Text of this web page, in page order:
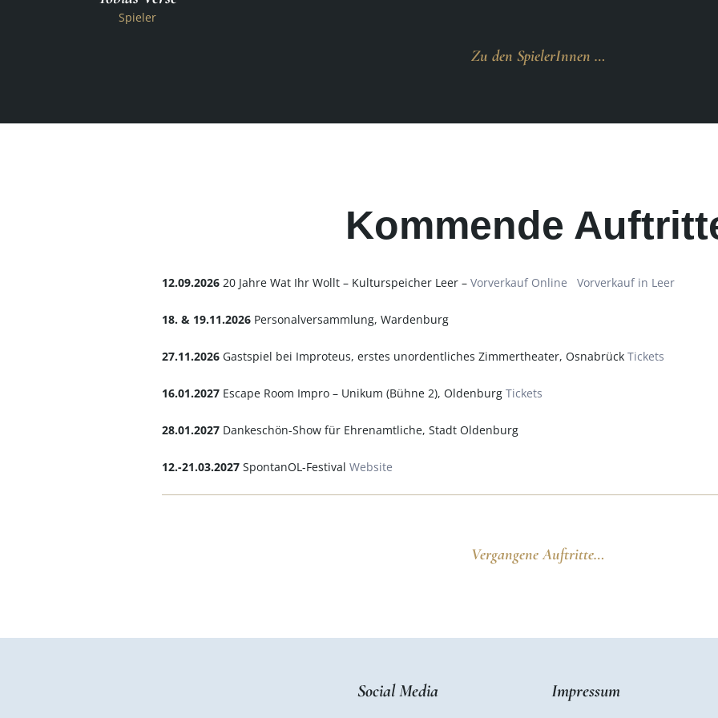
Spieler
Zu den SpielerInnen …
Kommende
12.09.202620 Jahre Wat Ihr Wollt – Kulturspeicher Leer – Vorverkauf Online Vorverkauf in Leer
18. & 19.11.2026Personalversammlung, Wardenburg
27.11.2026Gastspiel bei Improteus, erstes unordentliches Zimmertheater, Osnabrück Tickets
16.01.2027Escape Room Impro – Unikum (Bühne 2), Oldenburg Tickets
28.01.2027Dankeschön-Show für Ehrenamtliche, Stadt Oldenburg
12.-21.03.2027SpontanOL-Festival Website
Vergangene Auftritte…
Social Media Impressum